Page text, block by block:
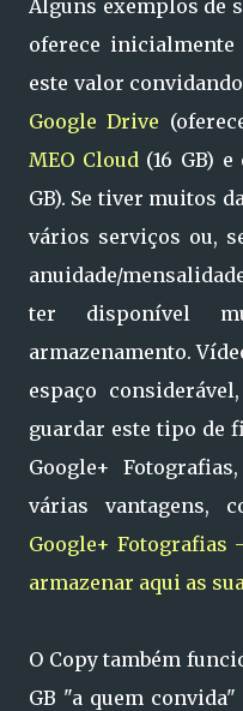
Alguns exemplos de
oferece inicialmente
este valor
Google Drive
MEO Cloud(16 GB) e
GB). Se tiver muitos
vários serviços ou,
anuidade/
ter disponível
armazenamento.
espaço
guardar este tipo de
Google+
várias vantagens,
Google+ Fotografias
armazenar aqui as
O Copy também
GB "a quem